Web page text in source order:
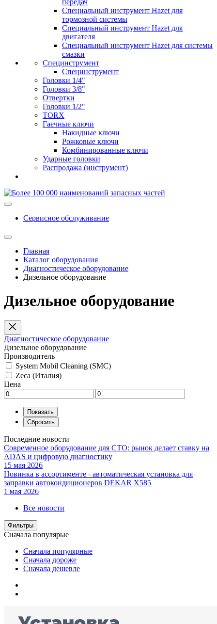
передач
Специальный инструмент Hazet для
тормозной системы
Специальный инструмент Hazet для
двигателя
Специальный инструмент Hazet для системы
смазки
Специнструмент
Специнструмент
Головки 1/4"
Головки 3/8"
Отвертки
Головки 1/2"
TORX
Гаечные ключи
Накидные ключи
Рожковые ключи
Комбинированные ключи
Ударные головки
Распродажа (инструмент)
Сервисное обслуживание
Главная
Каталог оборудования
Диагностическое оборудование
Дизельное оборудование
Дизельное оборудование
Диагностическое оборудование
Дизельное оборудование
Производитель
System Mobil Cleaning (SMC)
Zeca (Италия)
Цена
Последние новости
Современное оборудование для СТО: рынок делает ставку на
ADAS и цифровую диагностику
15 мая 2026
Новинка в ассортименте - автоматическая установка для
заправки автокондиционеров DEKAR X585
1 мая 2026
Все новости
Фильтры
Сначала популярые
Сначала популярные
Сначала дороже
Сначала дешевле